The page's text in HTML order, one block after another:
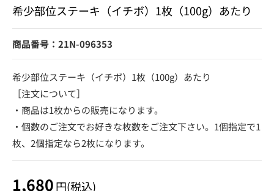
希少部位ステーキ（イチボ）1枚（100g）あたり
商品番号：21N-096353
希少部位ステーキ（イチボ）1枚（100g）あたり
［注文について］
・商品は1枚からの販売になります。
・個数のご注文でお好きな枚数をご注文下さい。1個指定で1
枚、2個指定なら2枚になります。
1,680円(税込)